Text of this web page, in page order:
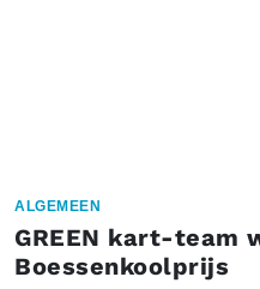
ALGEMEEN
GREEN kart-team
Boessenkoolprijs